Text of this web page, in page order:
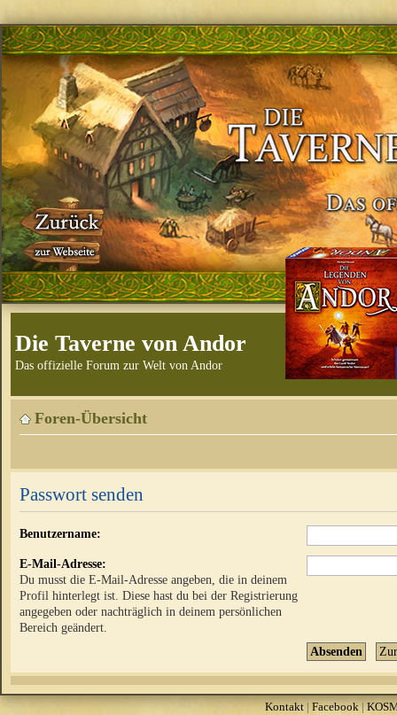
Die Taverne von Andor
Das offizielle Forum zur Welt von Andor
Foren-Übersicht
Passwort senden
Benutzername:
E-Mail-Adresse:
Du musst die E-Mail-Adresse angeben, die in deinem
Profil hinterlegt ist. Diese hast du bei der Registrierung
angegeben oder nachträglich in deinem persönlichen
Bereich geändert.
Kontakt| Facebook |